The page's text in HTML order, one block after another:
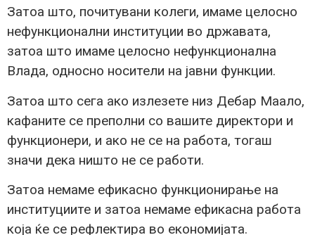
Затоа што, почитувани колеги, имаме целосно
нефункционални институции во државата,
затоа што имаме целосно нефункционална
Влада, односно носители на јавни функции.
Затоа што сега ако излезете низ Дебар Маало,
кафаните се преполни со вашите директори и
функционери, и ако не се на работа, тогаш
значи дека ништо не се работи.
Затоа немаме ефикасно функционирање на
институциите и затоа немаме ефикасна работа
која ќе се рефлектира во економијата.